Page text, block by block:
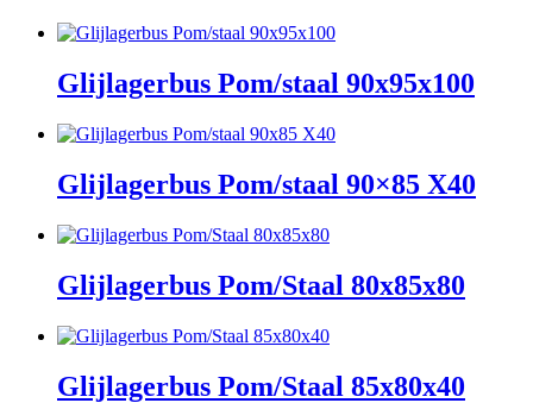
Glijlagerbus Pom/staal 90x95x100
Glijlagerbus Pom/staal 90×85 X40
Glijlagerbus Pom/Staal 80x85x80
Glijlagerbus Pom/Staal 85x80x40